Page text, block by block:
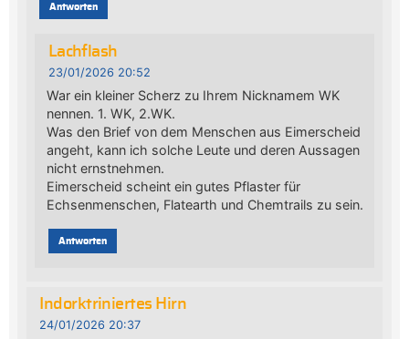
Antworten
Lachflash
23/01/2026 20:52
War ein kleiner Scherz zu Ihrem Nicknamem WK
nennen. 1. WK, 2.WK.
Was den Brief von dem Menschen aus Eimerscheid
angeht, kann ich solche Leute und deren Aussagen
nicht ernstnehmen.
Eimerscheid scheint ein gutes Pflaster für
Echsenmenschen, Flatearth und Chemtrails zu sein.
Antworten
Indorktriniertes Hirn
24/01/2026 20:37